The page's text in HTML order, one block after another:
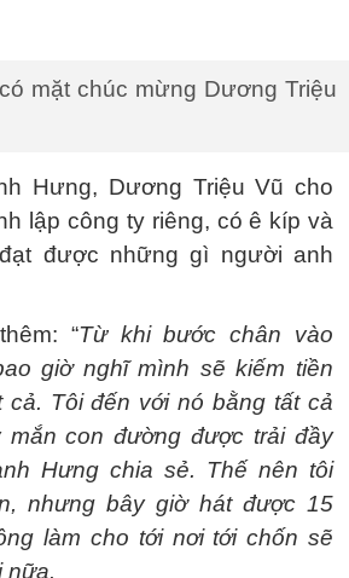
mặt chúc mừng Dương Triệu
Hưng, Dương Triệu Vũ cho
lập công ty riêng, có ê kíp và
được những gì người anh
“Từ khi bước chân vào
giờ nghĩ mình sẽ kiếm tiền
cả. Tôi đến với nó bằng tất cả
mắn con đường được trải đầy
Hưng chia sẻ. Thế nên tôi
nhưng bây giờ hát được 15
làm cho tới nơi tới chốn sẽ
nữa.